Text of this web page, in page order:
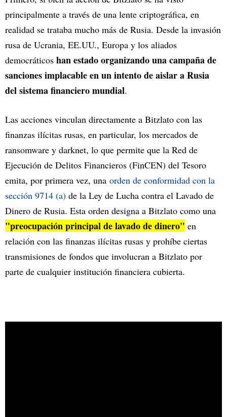
principalmente a través de una lente criptográfica, en
realidad se trataba mucho más de Rusia. Desde la invasión
rusa de Ucrania, EE.UU., Europa y los aliados
democráticos han estado organizando una campaña de
sanciones implacable en un intento de aislar a Rusia
del sistema financiero mundial.
Las acciones vinculan directamente a Bitzlato con las
finanzas ilícitas rusas, en particular, los mercados de
ransomware y darknet, lo que permite que la Red de
Ejecución de Delitos Financieros (FinCEN) del Tesoro
emita, por primera vez, una orden de conformidad con la
sección 9714 (a) de la Ley de Lucha contra el Lavado de
Dinero de Rusia. Esta orden designa a Bitzlato como una
"preocupación principal de lavado de dinero" en
relación con las finanzas ilícitas rusas y prohíbe ciertas
transmisiones de fondos que involucran a Bitzlato por
parte de cualquier institución financiera cubierta.